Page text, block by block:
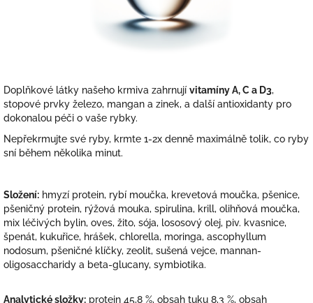
Doplňkové látky našeho krmiva zahrnují vitamíny A, C a D3,
stopové prvky železo, mangan a zinek, a další antioxidanty pro
dokonalou péči o vaše rybky.
Nepřekrmujte své ryby, krmte 1-2x denně maximálně tolik, co ryby
sní během několika minut.
Složení: hmyzí protein, rybí moučka, krevetová moučka, pšenice,
pšeničný protein, rýžová mouka, spirulina, krill, olihňová moučka,
mix léčivých bylin, oves, žito, sója, lososový olej, piv. kvasnice,
špenát, kukuřice, hrášek, chlorella, moringa, ascophyllum
nodosum, pšeničné klíčky, zeolit, sušená vejce, mannan-
oligosaccharidy a beta-glucany, symbiotika.
Analytické složky: protein 45,8 %, obsah tuku 8,3 %, obsah